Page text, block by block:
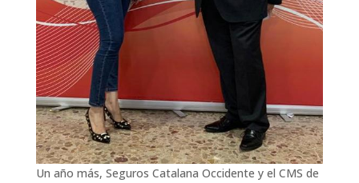
Un año más, Seguros Catalana Occidente y el CMS de